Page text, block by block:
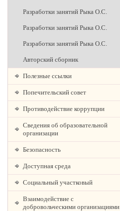
Разработки занятий Рыка О.С.
Разработки занятий Рыка О.С.
Разработки занятий Рыка О.С.
Авторский сборник
Полезные ссылки
Попечительский совет
Противодействие коррупции
Сведения об образовательной
организации
Безопасность
Доступная среда
Социальный участковый
Взаимодействие с
добровольческими организациями